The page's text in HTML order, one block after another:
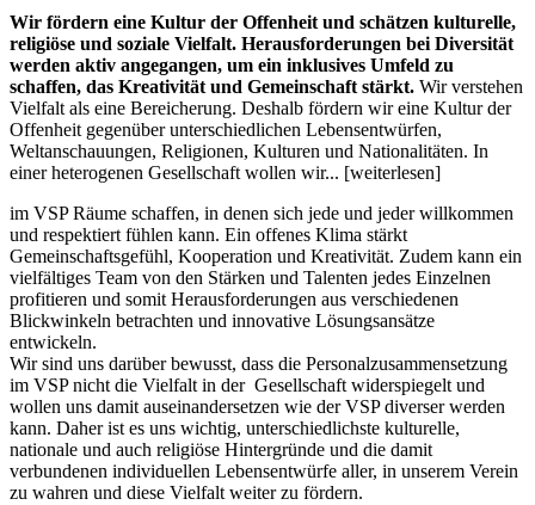
Wir fördern eine Kultur der Offenheit und schätzen kulturelle,
religiöse und soziale Vielfalt. Herausforderungen bei Diversität
werden aktiv angegangen, um ein inklusives Umfeld zu
schaffen, das Kreativität und Gemeinschaft stärkt. Wir verstehen
Vielfalt als eine Bereicherung. Deshalb fördern wir eine Kultur der
Offenheit gegenüber unterschiedlichen Lebensentwürfen,
Weltanschauungen, Religionen, Kulturen und Nationalitäten. In
einer heterogenen Gesellschaft wollen wir... [weiterlesen]
im VSP Räume schaffen, in denen sich jede und jeder willkommen
und respektiert fühlen kann. Ein offenes Klima stärkt
Gemeinschaftsgefühl, Kooperation und Kreativität. Zudem kann ein
vielfältiges Team von den Stärken und Talenten jedes Einzelnen
profitieren und somit Herausforderungen aus verschiedenen
Blickwinkeln betrachten und innovative Lösungsansätze
entwickeln.
Wir sind uns darüber bewusst, dass die Personalzusammensetzung
im VSP nicht die Vielfalt in der Gesellschaft widerspiegelt und
wollen uns damit auseinandersetzen wie der VSP diverser werden
kann. Daher ist es uns wichtig, unterschiedlichste kulturelle,
nationale und auch religiöse Hintergründe und die damit
verbundenen individuellen Lebensentwürfe aller, in unserem Verein
zu wahren und diese Vielfalt weiter zu fördern.